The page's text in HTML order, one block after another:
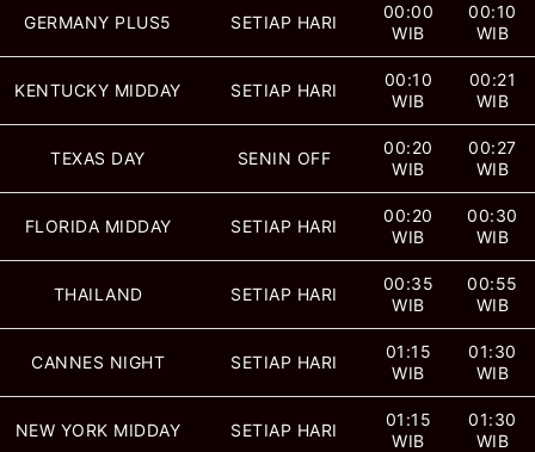
GERMANY PLUS5 SETIAP HARI
00:00
WIB
00:10
WIB
KENTUCKY MIDDAY SETIAP HARI
00:10
WIB
00:21
WIB
TEXAS DAY SENIN OFF
00:20
WIB
00:27
WIB
FLORIDA MIDDAY SETIAP HARI
00:20
WIB
00:30
WIB
THAILAND SETIAP HARI
00:35
WIB
00:55
WIB
CANNES NIGHT SETIAP HARI
01:15
WIB
01:30
WIB
NEW YORK MIDDAY SETIAP HARI
01:15
WIB
01:30
WIB